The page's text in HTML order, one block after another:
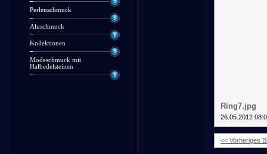
Perlenschmuck
Aluschmuck
Kollektionen
Modeschmuck mit
Halbedelsteinen
Ring7.jpg
26.05.2012
<< Vorheriges